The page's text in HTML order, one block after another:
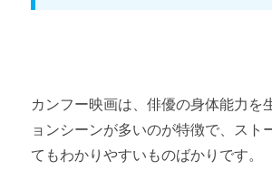
カンフー映画は、俳優の身体能力を
ョンシーンが多いのが特徴で、スト
てもわかりやすいものばかりです。